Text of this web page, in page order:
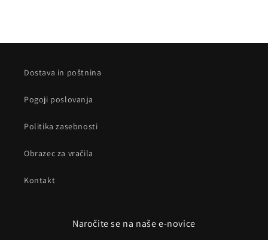
Dostava in poštnina
Pogoji poslovanja
Politika zasebnosti
Obrazec za vračila
Kontakt
Naročite se na naše e-novice